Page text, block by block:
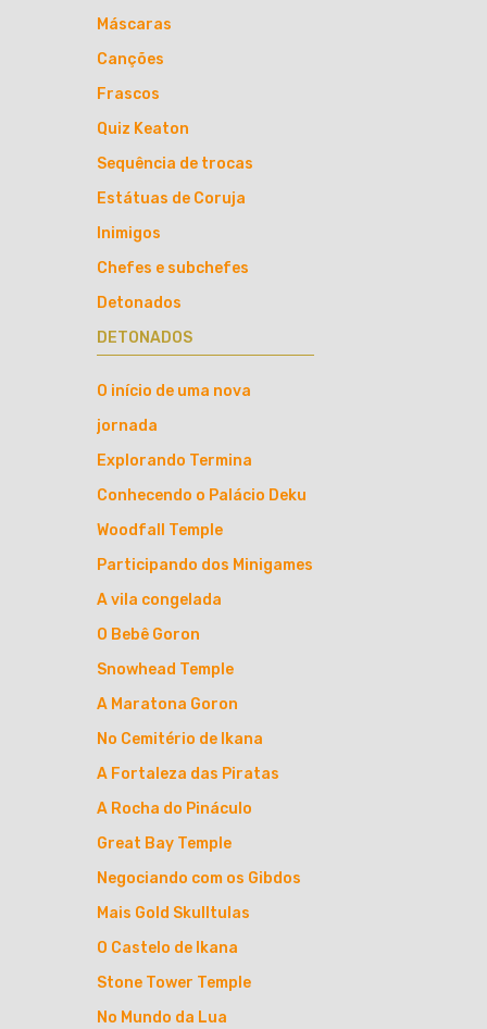
Máscaras
Canções
Frascos
Quiz Keaton
Sequência de trocas
Estátuas de Coruja
Inimigos
Chefes e subchefes
Detonados
DETONADOS
O início de uma nova
jornada
Explorando Termina
Conhecendo o Palácio Deku
Woodfall Temple
Participando dos Minigames
A vila congelada
O Bebê Goron
Snowhead Temple
A Maratona Goron
No Cemitério de Ikana
A Fortaleza das Piratas
A Rocha do Pináculo
Great Bay Temple
Negociando com os Gibdos
Mais Gold Skulltulas
O Castelo de Ikana
Stone Tower Temple
No Mundo da Lua